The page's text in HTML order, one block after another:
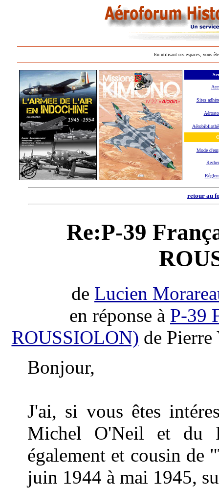
En utilisant ces espaces, vous
Sites
Mode
retour au
Re:P-39
de Lucien
en réponse à P-39
ROUSSIOLON) de
Bonjour,
J'ai, si vous êtes
Michel O'Neil et du
également et cousin
juin 1944 à mai 1945,